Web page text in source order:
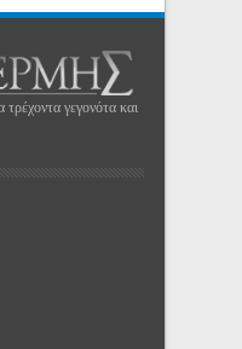
γεγονότα και